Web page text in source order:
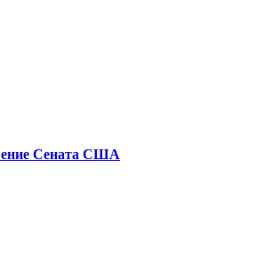
Сената США